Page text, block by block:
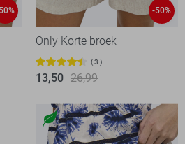
-50%
Only Korte broek
3
13,50 26,99